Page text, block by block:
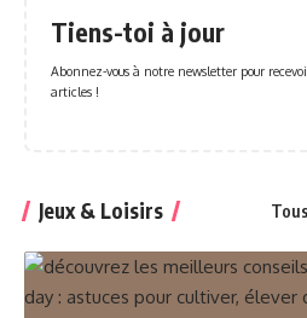
Tiens-toi à jour
Abonnez-vous à notre newsletter pour
articles !
Jeux & Loisirs